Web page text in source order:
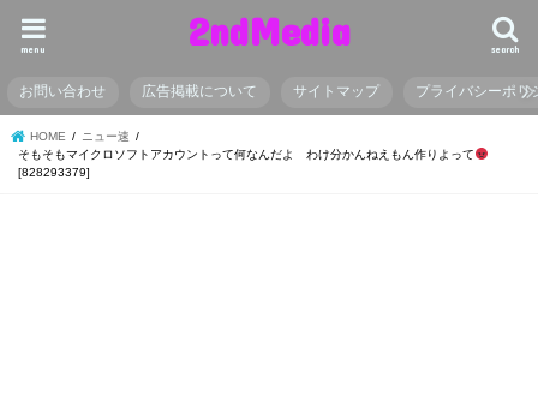
2ndMedia search
menu
お問い合わせ 広告掲載について サイトマップ プライバシーポリ
HOME
ニュー速
そもそもマイクロソフトアカウントって何なんだよ わけ分かんねえもん作りよって
[828293379]